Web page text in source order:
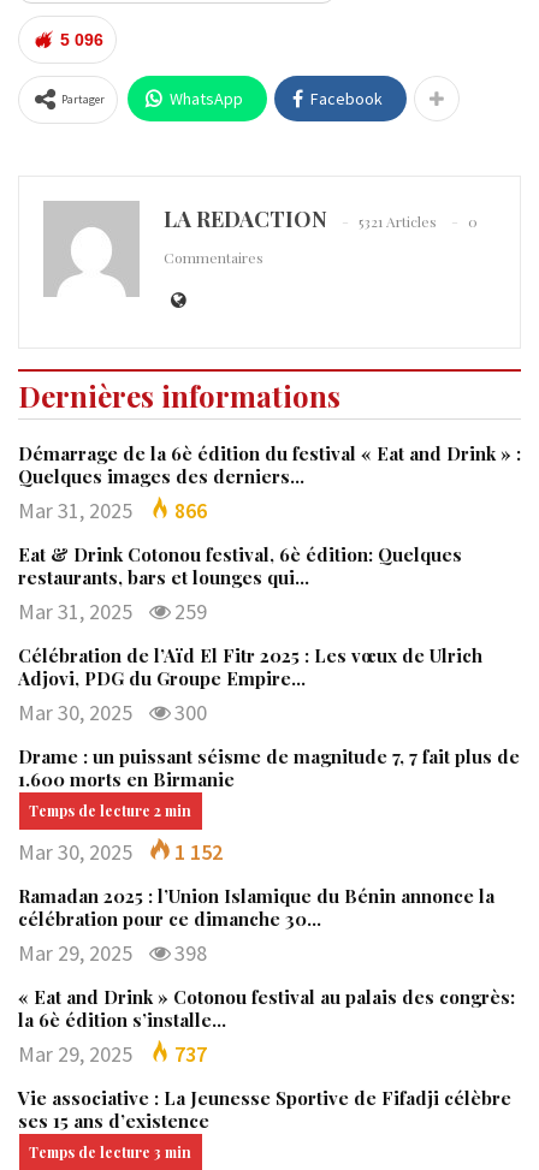
5 096
Partager WhatsApp Facebook
LA REDACTION 5321 Articles
0
Commentaires
Dernières informations
Démarrage de la 6è édition du festival « Eat and Drink » :
Quelques images des derniers…
Mar 31, 2025 866
Eat & Drink Cotonou festival, 6è édition: Quelques
restaurants, bars et lounges qui…
Mar 31, 2025 259
Célébration de l’Aïd El Fitr 2025 : Les vœux de Ulrich
Adjovi, PDG du Groupe Empire…
Mar 30, 2025 300
Drame : un puissant séisme de magnitude 7, 7 fait plus de
1.600 morts en Birmanie
Mar 30, 2025 1 152
Ramadan 2025 : l’Union Islamique du Bénin annonce la
célébration pour ce dimanche 30…
Mar 29, 2025 398
« Eat and Drink » Cotonou festival au palais des congrès:
la 6è édition s’installe…
Mar 29, 2025 737
Vie associative : La Jeunesse Sportive de Fifadji célèbre
ses 15 ans d’existence